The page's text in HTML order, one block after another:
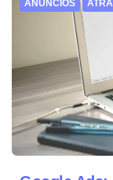
ANÚNCIOS